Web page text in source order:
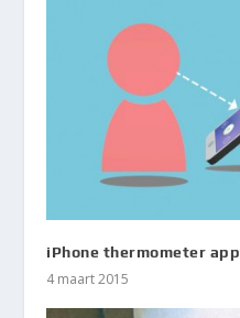
iPhone thermometer app
4 maart 2015